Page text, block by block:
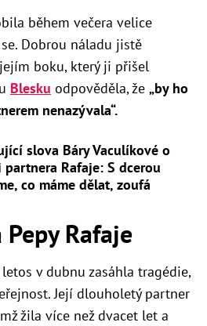
během večera velice
Dobrou náladu jistě
boku, který ji přišel
Blesku odpověděla, že „by ho
nenazývala“.
slova Báry Vaculíkové o
Rafaje: S dcerou
co máme dělat, zoufá
Rafaje
letos v dubnu zasáhla tragédie,
Její dlouholetý partner
žila více než dvacet let a